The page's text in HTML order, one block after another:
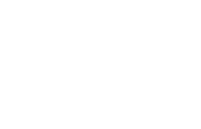
ประช